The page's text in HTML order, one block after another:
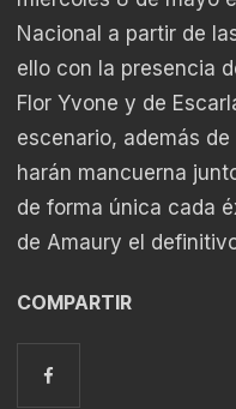
Nacional a partir de
ello con la presencia
Flor Yvone y de
escenario, además
harán mancuerna
de forma única cada
de Amaury el
COMPARTIR